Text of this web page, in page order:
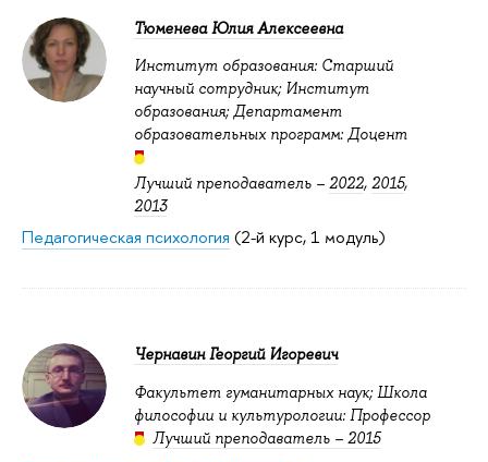
Тюменева Юлия Алексеевна
Институт образования: Старший
научный сотрудник; Институт
образования; Департамент
образовательных программ: Доцент
Лучший преподаватель – 2022, 2015,
2013
Педагогическая психология (2-й курс, 1 модуль)
Чернавин Георгий Игоревич
Факультет гуманитарных наук; Школа
философии и культурологии: Профессор
Лучший преподаватель – 2015